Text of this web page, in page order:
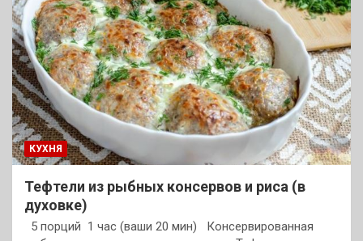
КУХНЯ
Тефтели из рыбных консервов и риса (в
духовке)
5 порций 1 час (ваши 20 мин) Консервированная